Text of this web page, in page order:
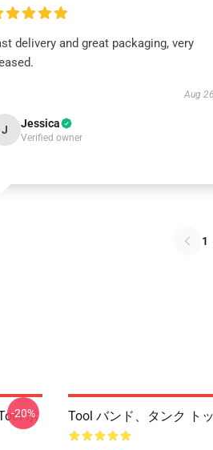
delivery and great packaging, very
Aug
J Jessica
Verified owner
1
ポ
-20% Tool バンド、タンク ト